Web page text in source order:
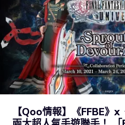
【Qoo情報】《FFBE》x